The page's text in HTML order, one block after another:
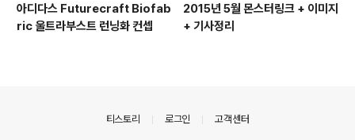
아디다스 Futurecraft Biofab
ric 울트라부스트 런닝화 컨셉
2015년 5월 몬스터링크 + 이미지
+ 기사정리
티스토리 로그인 고객센터